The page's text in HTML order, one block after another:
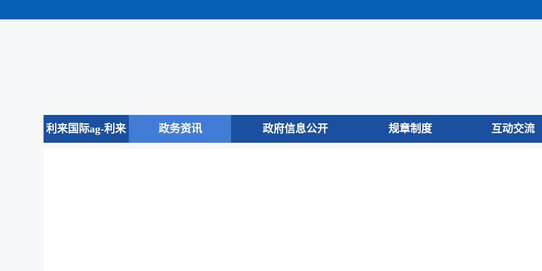
利来国际ag-利来 政务资讯 政府信息公开 规章制度 互动交流